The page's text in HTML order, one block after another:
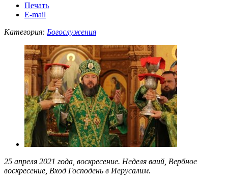
Печать
E-mail
Категория: Богослужения
25 апреля 2021 года, воскресение. Неделя ваий, Вербное
воскресение, Вход Господень в Иерусалим.